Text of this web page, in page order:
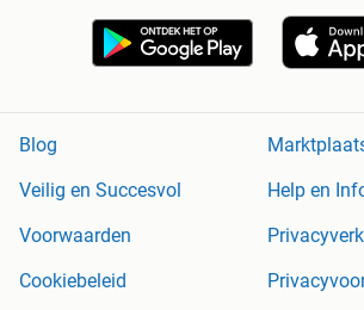
Blog
Veilig en Succesvol
Help en
Voorwaarden
Cookiebeleid